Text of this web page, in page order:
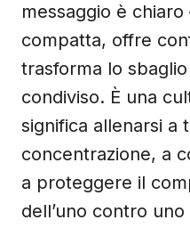
messaggio è
compatta, offre
trasforma lo
condiviso. È una
significa allenarsi a
concentrazione, a
a proteggere il
dell’uno contro